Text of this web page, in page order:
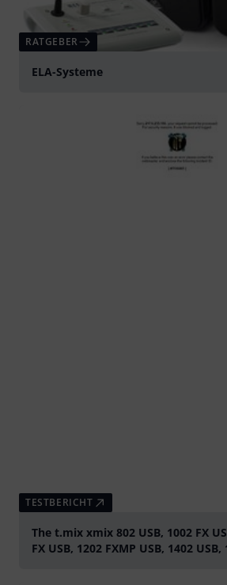
RATGEBER
ELA-Systeme
TESTBERICHT
The t.mix xmix 802 USB, 1002 FX
FX USB, 1202 FXMP USB, 1402 USB,